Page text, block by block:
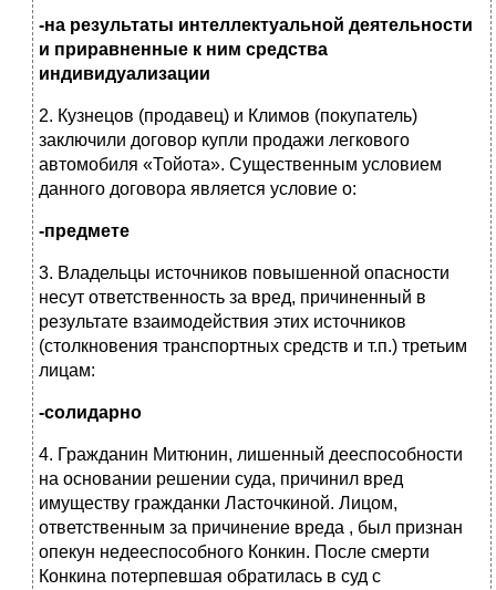
-на результаты интеллектуальной деятельности
и приравненные к ним средства
индивидуализации
2. Кузнецов (продавец) и Климов (покупатель)
заключили договор купли продажи легкового
автомобиля «Тойота». Существенным условием
данного договора является условие о:
-предмете
3. Владельцы источников повышенной опасности
несут ответственность за вред, причиненный в
результате взаимодействия этих источников
(столкновения транспортных средств и т.п.) третьим
лицам:
-солидарно
4. Гражданин Митюнин, лишенный дееспособности
на основании решении суда, причинил вред
имуществу гражданки Ласточкиной. Лицом,
ответственным за причинение вреда , был признан
опекун недееспособного Конкин. После смерти
Конкина потерпевшая обратилась в суд с